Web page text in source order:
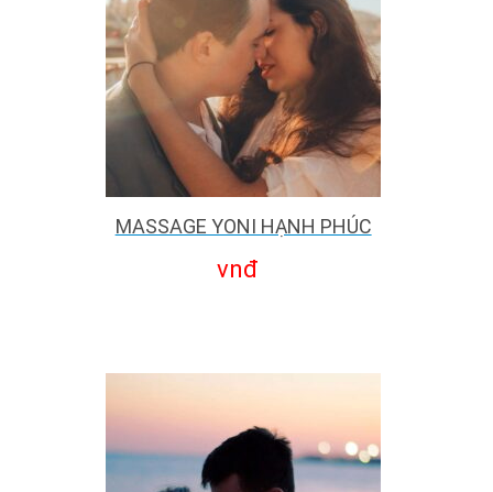
MASSAGE YONI HẠNH PHÚC
vnđ